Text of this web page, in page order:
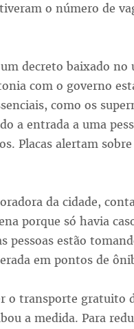
o número de
decreto baixado
com o governo
como os
a entrada a uma
Placas alertam
da cidade,
porque só havia
pessoas estão
em pontos de
o transporte gratuito
a medida. Para